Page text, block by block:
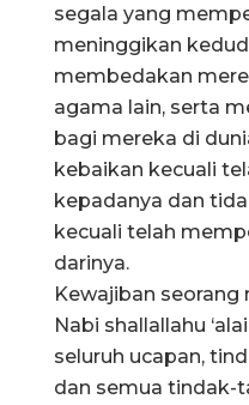
segala yang
meninggikan
membedakan
agama lain, serta
bagi mereka di
kebaikan kecuali
kepadanya dan
kecuali telah
darinya.
Kewajiban
Nabi shallallahu
seluruh ucapan,
dan semua tindak-